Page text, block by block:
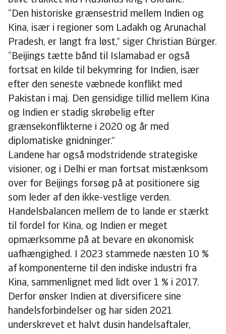
“Den historiske grænsestrid mellem Indien og
Kina, især i regioner som Ladakh og Arunachal
Pradesh, er langt fra løst,” siger Christian Bürger.
“Beijings tætte bånd til Islamabad er også
fortsat en kilde til bekymring for Indien, især
efter den seneste væbnede konflikt med
Pakistan i maj. Den gensidige tillid mellem Kina
og Indien er stadig skrøbelig efter
grænsekonflikterne i 2020 og år med
diplomatiske gnidninger.”
Landene har også modstridende strategiske
visioner, og i Delhi er man fortsat mistænksom
over for Beijings forsøg på at positionere sig
som leder af den ikke-vestlige verden.
Handelsbalancen mellem de to lande er stærkt
til fordel for Kina, og Indien er meget
opmærksomme på at bevare en økonomisk
uafhængighed. I 2023 stammede næsten 10 %
af komponenterne til den indiske industri fra
Kina, sammenlignet med lidt over 1 % i 2017.
Derfor ønsker Indien at diversificere sine
handelsforbindelser og har siden 2021
underskrevet et halvt dusin handelsaftaler,